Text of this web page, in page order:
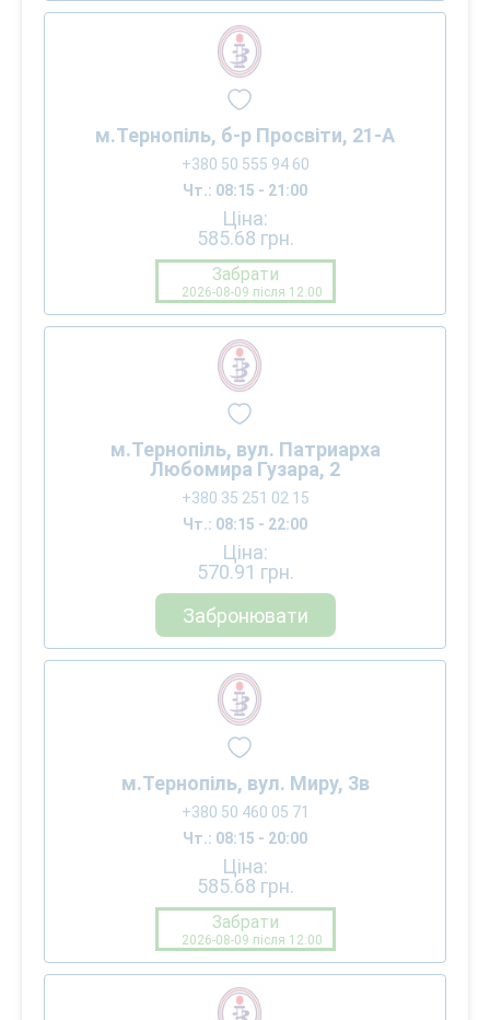
м.Тернопіль, б-р Просвіти, 21-А
+380 50 555 94 60
Чт.: 08:15 - 21:00
Ціна:
585.68 грн.
Забрати
2026-08-09 після 12:00
м.Тернопіль, вул. Патриарха
Любомира Гузара, 2
+380 35 251 02 15
Чт.: 08:15 - 22:00
Ціна:
570.91 грн.
Забронювати
м.Тернопіль, вул. Миру, 3в
+380 50 460 05 71
Чт.: 08:15 - 20:00
Ціна:
585.68 грн.
Забрати
2026-08-09 після 12:00